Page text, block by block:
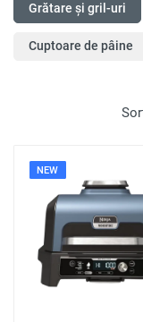
Grătare și gril-uri
Cuptoare de pâine
NEW